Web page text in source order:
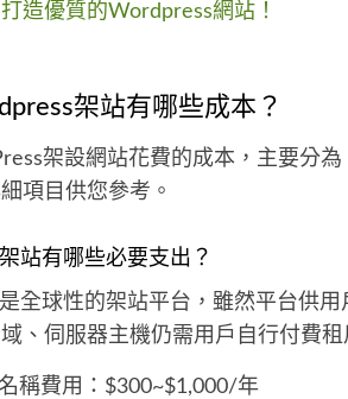
造優質的Wordpress網站！
架站有哪些成本？
架設網站花費的成本，主要分
項目供您參考。
站有哪些必要支出？
全球性的架站平台，雖然平台供
、伺服器主機仍需用戶自行付費租
稱費用：$300~$1,000/年